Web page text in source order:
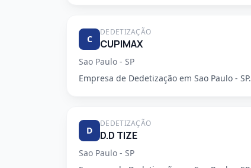
C
DEDETIZAÇÃO
CUPIMAX
Sao Paulo - SP
Empresa de Dedetização em Sao Paulo - SP.
D
DEDETIZAÇÃO
D.D TIZE
Sao Paulo - SP